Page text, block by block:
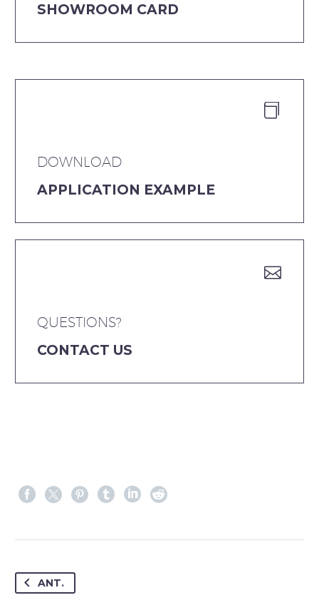
SHOWROOM CARD


DOWNLOAD
APPLICATION EXAMPLE


QUESTIONS?
CONTACT US
ANT.